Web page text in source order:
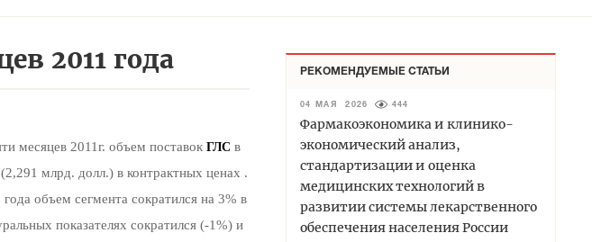
2011 года
месяцев 2011г. объем поставок ГЛС в
млрд. долл.) в контрактных ценах .
объем сегмента сократился на 3% в
показателях сократился (-1%) и
РЕКОМЕНДУЕМЫЕ СТАТЬИ
04 МАЯ 2026 444
Фармакоэкономика и клинико-
экономический анализ,
стандартизации и оценка
медицинских технологий в
развитии системы лекарственного
обеспечения населения России